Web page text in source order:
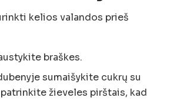
kelios valandos prieš
braškes.
sumaišykite cukrų su
žieveles pirštais, kad